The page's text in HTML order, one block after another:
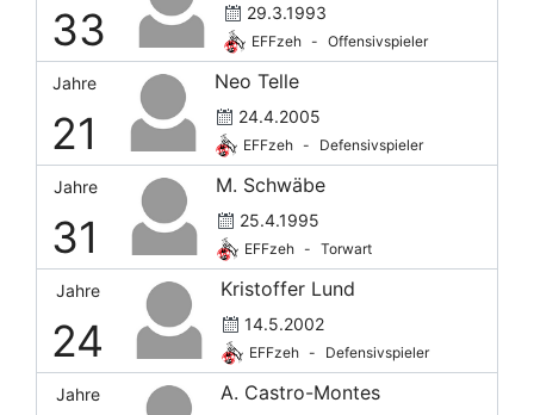
33 29.3.1993
EFFzeh - Offensivspieler
Jahre
21
Neo Telle
24.4.2005
EFFzeh - Defensivspieler
Jahre
31
M. Schwäbe
25.4.1995
EFFzeh - Torwart
Jahre
24
Kristoffer Lund
14.5.2002
EFFzeh - Defensivspieler
Jahre A. Castro-Montes